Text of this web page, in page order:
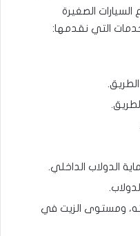
الصغيرة
التي نقدمها:
الدولاب الداخلي.
ومستوى الزيت في